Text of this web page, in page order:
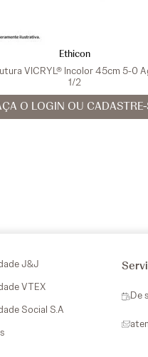
Ethicon
VICRYL® Incolor 45cm 5-0
1/2
O LOGIN OU
J&J
VTEX
Social S.A
De